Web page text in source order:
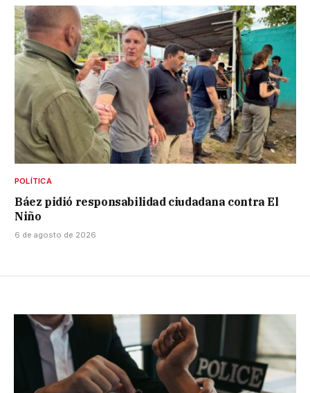
POLÍTICA
Báez pidió responsabilidad ciudadana contra El
Niño
6 de agosto de 2026